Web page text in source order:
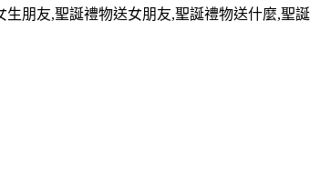
生朋友,聖誕禮物送女朋友,聖誕禮物送什麼,聖